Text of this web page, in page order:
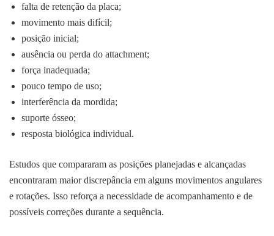
falta de retenção da placa;
movimento mais difícil;
posição inicial;
ausência ou perda do attachment;
força inadequada;
pouco tempo de uso;
interferência da mordida;
suporte ósseo;
resposta biológica individual.
Estudos que compararam as posições planejadas e alcançadas
encontraram maior discrepância em alguns movimentos angulares
e rotações. Isso reforça a necessidade de acompanhamento e de
possíveis correções durante a sequência.